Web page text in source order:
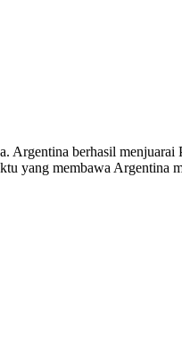
berhasil
yang membawa Argentina